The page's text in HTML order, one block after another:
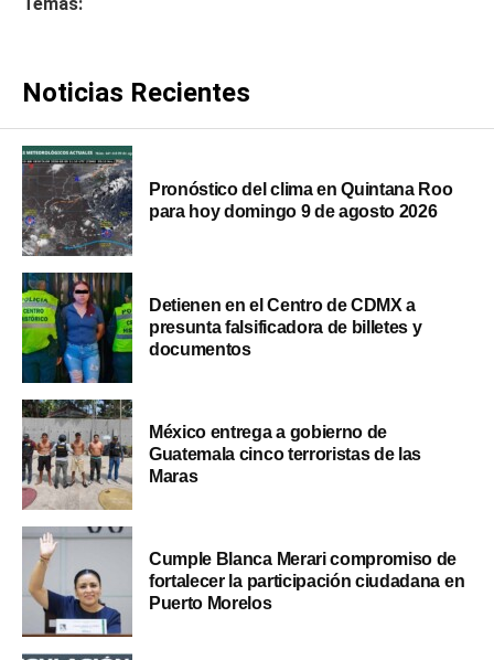
Noticias Recientes
Pronóstico del clima en Quintana Roo
para hoy domingo 9 de agosto 2026
Detienen en el Centro de CDMX a
presunta falsificadora de billetes y
documentos
México entrega a gobierno de
Guatemala cinco terroristas de las
Maras
Cumple Blanca Merari compromiso de
fortalecer la participación ciudadana en
Puerto Morelos